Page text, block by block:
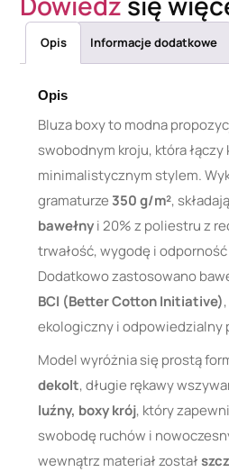
Opis Informacje dodatkowe
Opis
Bluza boxy to modna
swobodnym kroju, która łączy
minimalistycznym stylem.
gramaturze 350 g/m²,
bawełnyi 20% z poliestru z
trwałość, wygodę i
Dodatkowo zastosowano
BCI (Better Cotton Initiative)
ekologiczny i odpowiedzialny
Model wyróżnia się prostą
dekolt, długie rękawy
luźny, boxy krój, który
swobodę ruchów i
wewnątrz materiał został